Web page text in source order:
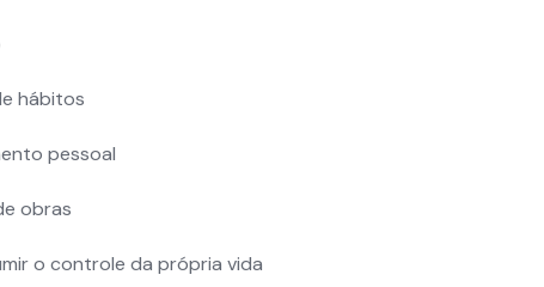
hábitos
pessoal
obras
o controle da própria vida